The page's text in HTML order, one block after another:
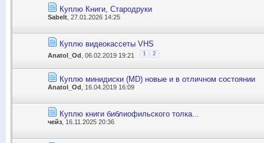
Куплю Книги, Стародруки
Sabelt , 27.01.2026 14:25
Куплю видеокассеты VHS
Anatol_Od , 06.02.2019 19:21 1 2
Куплю минидиски (MD) новые и в отличном состоянии
Anatol_Od , 16.04.2019 16:09
Куплю книги библиофильского толка...
чейз , 16.11.2025 20:36